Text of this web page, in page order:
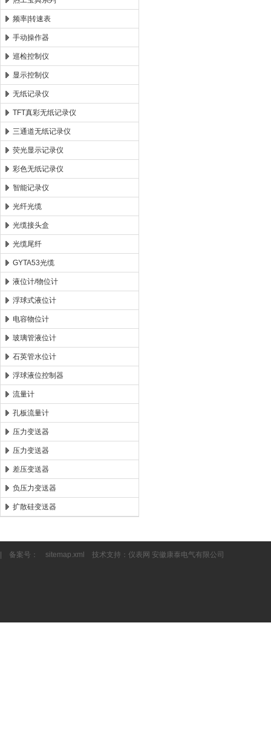
频率|转速表
手动操作器
巡检控制仪
显示控制仪
无纸记录仪
TFT真彩无纸记录仪
三通道无纸记录仪
荧光显示记录仪
彩色无纸记录仪
智能记录仪
光纤光缆
光缆接头盒
光缆尾纤
GYTA53光缆
液位计/物位计
浮球式液位计
电容物位计
玻璃管液位计
石英管水位计
浮球液位控制器
流量计
孔板流量计
压力变送器
压力变送器
差压变送器
负压力变送器
扩散硅变送器
| 备案号： sitemap.xml 技术支持： 仪表网 安徽康泰电气有限公司